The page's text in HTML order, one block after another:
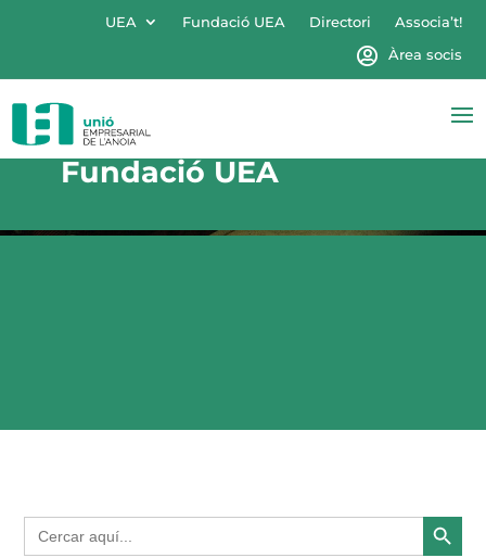
UEA Fundació UEA Directori
Associa’t!
Àrea socis
Fundació UEA
Search
for:
Search Button